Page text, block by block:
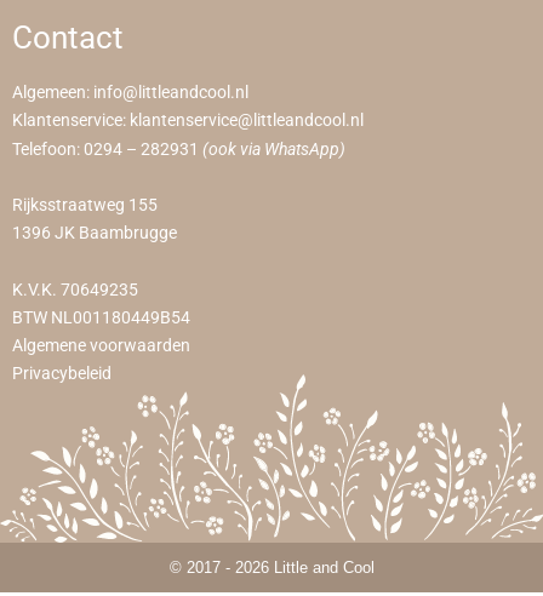
Contact
Algemeen: info@littleandcool.nl
Klantenservice: klantenservice@littleandcool.nl
Telefoon: 0294 – 282931 (ook via WhatsApp)
Rijksstraatweg 155
1396 JK Baambrugge
K.V.K. 70649235
BTW NL001180449B54
Algemene voorwaarden
Privacybeleid
© 2017 - 2026 Little and Cool